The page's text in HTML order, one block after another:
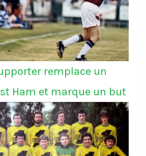
remplace un
Ham et marque un but